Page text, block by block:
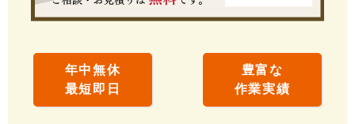
年中無休
最短即日
豊富な
作業実績